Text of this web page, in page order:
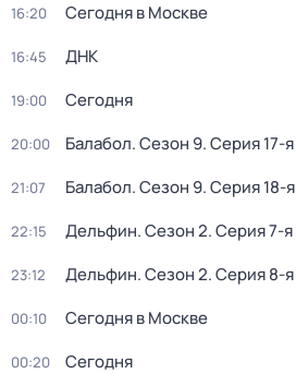
16:20 Сегодня в Москве
16:45 ДНК
19:00 Сегодня
20:00 Балабол. Сезон 9. Серия 17-я
21:07 Балабол. Сезон 9. Серия 18-я
22:15 Дельфин. Сезон 2. Серия 7-я
23:12 Дельфин. Сезон 2. Серия 8-я
00:10 Сегодня в Москве
00:20 Сегодня